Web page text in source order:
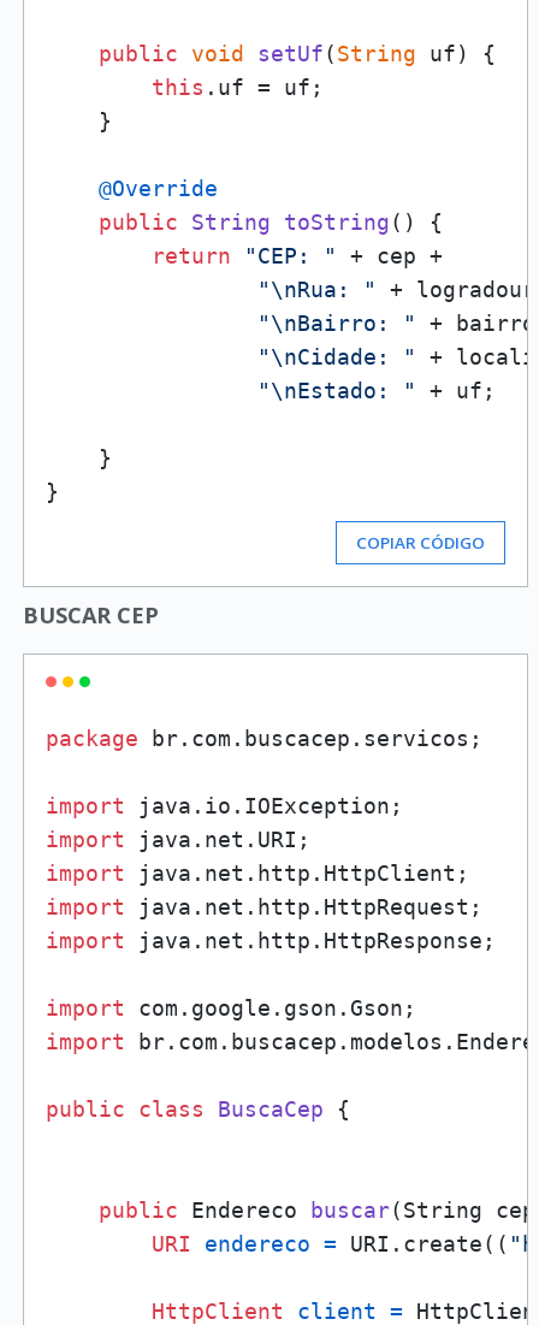
public void setUf(String uf) {
this . uf = uf;
    }
@Override
public
String toString( ) {
return
"CEP: "
+ cep +
"\nRua: "
+
"\nBairro: "
+
"\nCidade: "
+
"\nEstado: "
+ uf;
    }
COPIAR CÓDIGO
BUSCAR CEP
package br.com.buscacep.servicos;
import
import
import
import
import java.net.http.HttpResponse;
import
import
public class BuscaCep {
public Endereco buscar(String
URI
endereco = URI.create((
HttpClient client =